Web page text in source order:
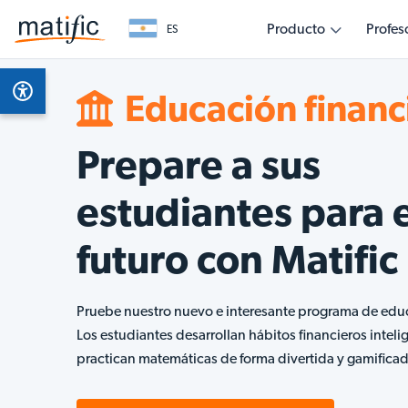
ES Producto
Descripción general
Características del
producto
Asistente de IA
Multilingüe
Requisitos técnicos
Temas
Empiece como docente
Potencie su clase con un aprendizaje de
basado en la evidencia
Empiece como madre o padre
Apoye el proceso de aprendizaje de su hijo/a con
divertidas e interactivas en casa
Empiece como líder educativo
Colabore con Matific para transformar los
aprendizaje en todos los niveles
Educación
Prepare a sus
estudiantes para
futuro con Matific
Pruebe nuestro nuevo e interesante programa de
Los estudiantes desarrollan hábitos financieros
practican matemáticas de forma divertida y